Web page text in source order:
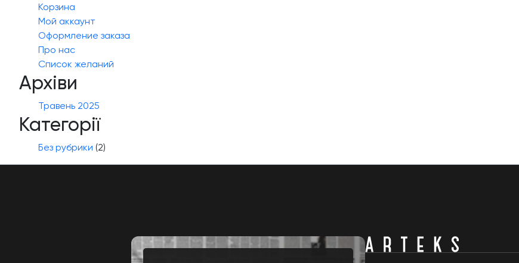
Корзина
Мой аккаунт
Оформление заказа
Про нас
Список желаний
Архіви
Травень 2025
Категорії
Без рубрики (2)